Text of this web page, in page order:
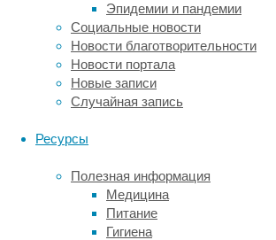
Эпидемии и пандемии
Социальные новости
Новости благотворительности
Новости портала
Новые записи
Случайная запись
Ресурсы
Полезная информация
Медицина
Питание
Гигиена
2020
годов.
В
северном
полушарии
в
время
а
южнее
экватора